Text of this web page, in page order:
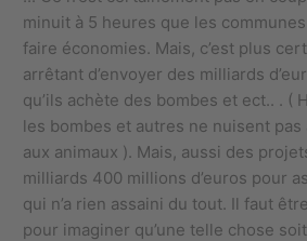
minuit à 5 heures que les
faire économies. Mais, c’est plus
arrêtant d’envoyer des milliards
qu’ils achète des bombes et ect.. . (
les bombes et autres ne nuisent pas
aux animaux ). Mais, aussi des
milliards 400 millions d’euros pour
qui n’a rien assaini du tout. Il faut
pour imaginer qu’une telle chose